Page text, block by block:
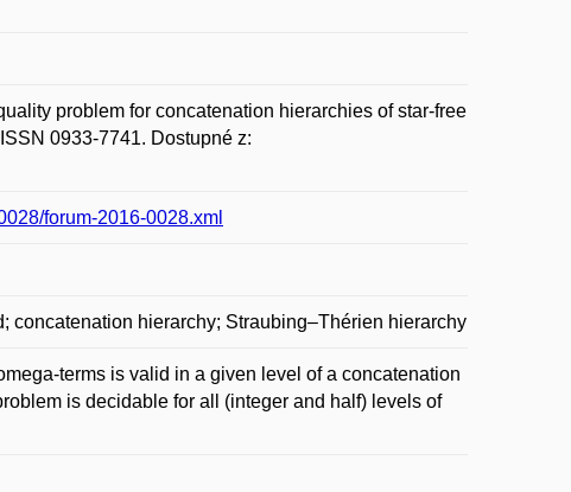
problem for concatenation hierarchies of star-free
0933-7741. Dostupné z:
forum-2016-0028.xml
concatenation hierarchy; Straubing–Thérien hierarchy
terms is valid in a given level of a concatenation
is decidable for all (integer and half) levels of